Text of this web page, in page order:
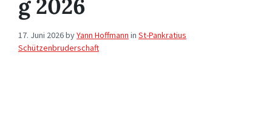
g 2026
17. Juni 2026byYann Hoffmann in St-Pankratius
Schützenbruderschaft